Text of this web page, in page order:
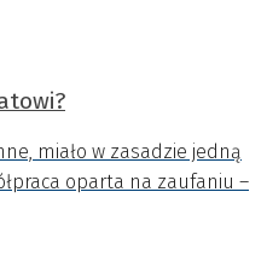
miało w zasadzie jedną
oparta na zaufaniu –